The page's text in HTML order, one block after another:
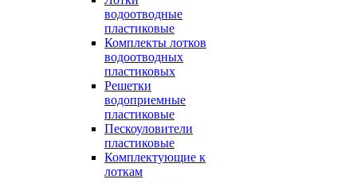
водоотводные
пластиковые
Комплекты лотков
водоотводных
пластиковых
Решетки
водоприемные
пластиковые
Пескоуловители
пластиковые
Комплектующие к
лоткам